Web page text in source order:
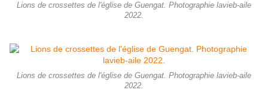
Lions de crossettes de l'église de Guengat. Photographie lavieb-aile
2022.
Lions de crossettes de l'église de Guengat. Photographie lavieb-aile
2022.